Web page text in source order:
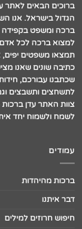
ברוכים הבאים לאתר
הגדול בישראל. אנו
ברכה ומשפט בקפידה
למצוא ברכה לכל אדם,
תמצאו משפטים יפים,
כתיבה שונים שאנו
שכתבנו עבורכם,
לתשחצים ותשבצים
צוות האתר עדן
לשמח ולשמוח יחד
עמודים
ברכות מהיהדות
דבר איתנו
חיפוש חרוזים למילים